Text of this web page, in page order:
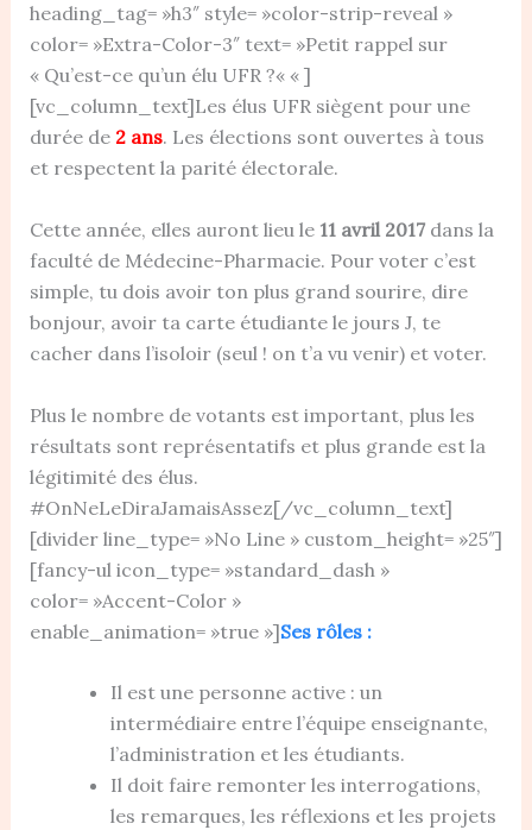
heading_tag= »h3″ style= »color-strip-reveal »
color= »Extra-Color-3″ text= »Petit rappel sur
« Qu’est-ce qu’un élu UFR ?« « ]
[vc_column_text]Les élus UFR siègent pour une
durée de 2 ans. Les élections sont ouvertes à tous
et respectent la parité électorale.
Cette année, elles auront lieu le 11 avril 2017dans la
faculté de Médecine-Pharmacie. Pour voter c’est
simple, tu dois avoir ton plus grand sourire, dire
bonjour, avoir ta carte étudiante le jours J, te
cacher dans l’isoloir (seul ! on t’a vu venir) et voter.
Plus le nombre de votants est important, plus les
résultats sont représentatifs et plus grande est la
légitimité des élus.
#OnNeLeDiraJamaisAssez[/vc_column_text]
[divider line_type= »No Line » custom_height= »25″]
[fancy-ul icon_type= »standard_dash »
color= »Accent-Color »
enable_animation= »true »]Ses rôles :
Il est une personne active : un
intermédiaire entre l’équipe enseignante,
l’administration et les étudiants.
Il doit faire remonter les interrogations,
les remarques, les réflexions et les projets